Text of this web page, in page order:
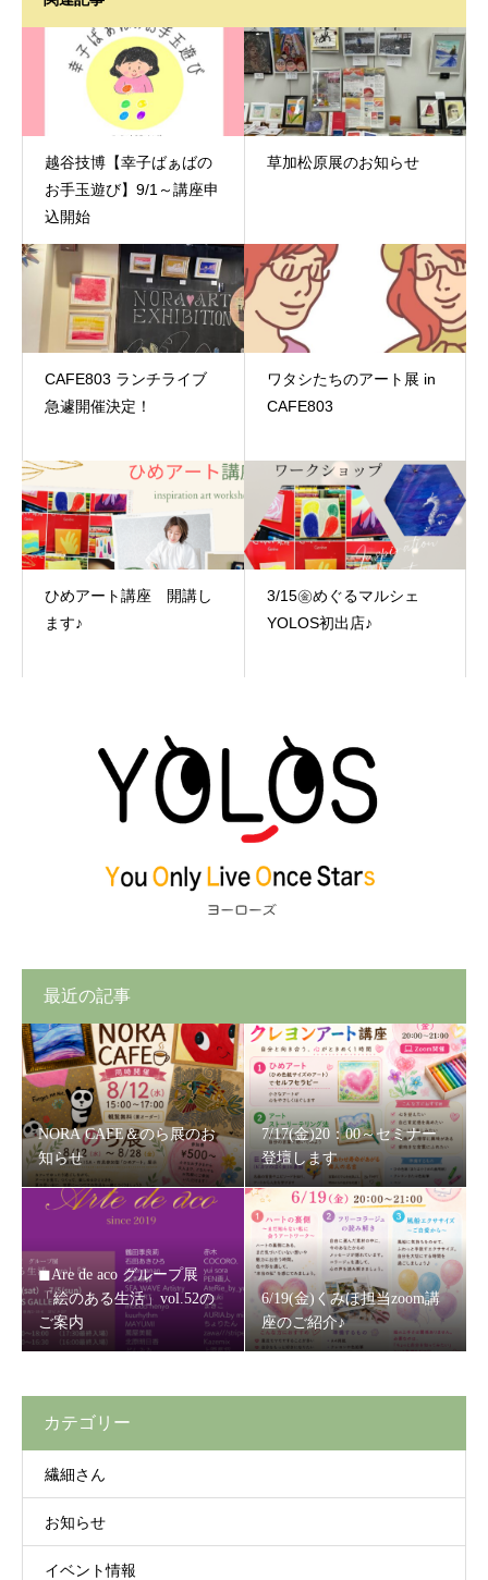
越谷技博【幸子ばぁばの
お手玉遊び】9/1～講座申
込開始
草加松原展のお知らせ
CAFE803 ランチライブ
急遽開催決定！
ワタシたちのアート展 in
CAFE803
ひめアート講座 開講し
ます♪
3/15㊎めぐるマルシェ
YOLOS初出店♪
最近の記事
NORA CAFE＆のら展のお
知らせ
7/17(金)20：00～セミナー
登壇します
◼Are de aco グループ展
「絵のある生活」vol.52の
ご案内
6/19(金)くみほ担当zoom講
座のご紹介♪
カテゴリー
繊細さん
お知らせ
イベント情報